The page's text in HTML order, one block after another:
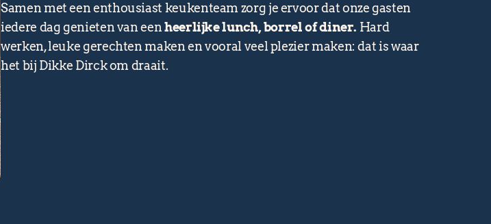
Samen met een enthousiast keukenteam zorg je ervoor dat onze gasten
iedere dag genieten van eenheerlijke lunch, borrel of diner. Hard
werken, leuke gerechten maken en vooral veel plezier maken: dat is waar
het bij Dikke Dirck om draait.